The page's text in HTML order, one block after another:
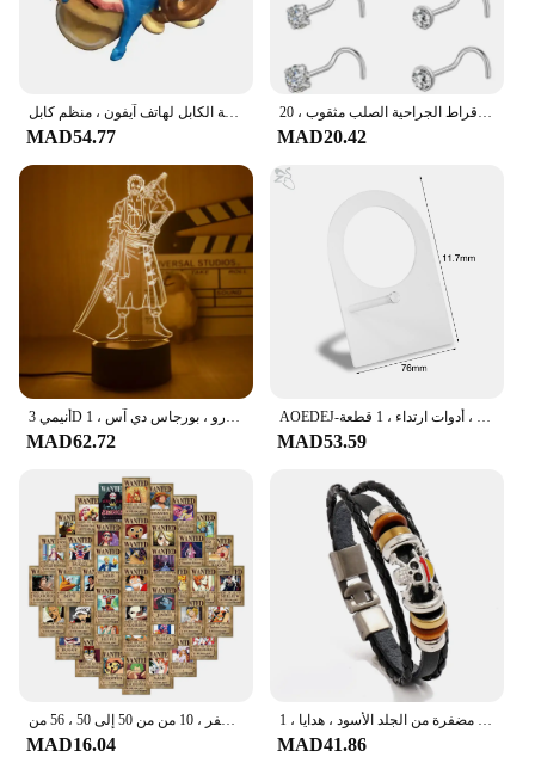
MAD54.77 MAD20.42
MAD62.72 MAD53.59
ملصقات كرتون مطلوبة من قطعة واحدة ملصقات أنيمي ، ملصق رائع ، لوح تزلج ، ثلاجة ، جيتار ، لاب توب ، دراجة نارية ، سفر ، 10 من من 50 إلى 50 ، 56 من
MAD16.04
سوار قرصان لوفي قطعة واحدة ، ألعاب شخصيات كرتونية يابانية ، أساور روك مضفرة من الجلد الأسود ، هدايا ، 1:
MAD41.86